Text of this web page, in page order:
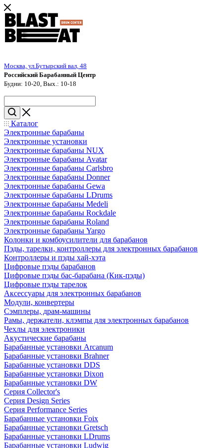
Москва, ул.Бутырский вал, 48
Российский Барабанный Центр
Будни: 10-20, Вых.: 10-18
Каталог
Электронные барабаны
Электронные установки
Электронные барабаны NUX
Электронные барабаны Avatar
Электронные барабаны Carlsbro
Электронные барабаны Donner
Электронные барабаны Gewa
Электронные барабаны LDrums
Электронные барабаны Medeli
Электронные барабаны Rockdale
Электронные барабаны Roland
Электронные барабаны Yargo
Колонки и комбоусилители для барабанов
Пэды, тарелки, контроллеры для электронных барабанов
Контроллеры и пэды хай-хэта
Цифровые пэды барабанов
Цифровые пэды бас-барабана (Кик-пэды)
Цифровые пэды тарелок
Аксессуары для электронных барабанов
Модули, конвертеры
Сэмплеры, драм-машины
Рамы, держатели, клэмпы для электронных барабанов
Чехлы для электроники
Акустические барабаны
Барабанные установки Arcanum
Барабанные установки Brahner
Барабанные установки DDS
Барабанные установки Dixon
Барабанные установки DW
Серия Collector's
Серия Design Series
Серия Performance Series
Барабанные установки Foix
Барабанные установки Gretsch
Барабанные установки LDrums
Барабанные установки Ludwig